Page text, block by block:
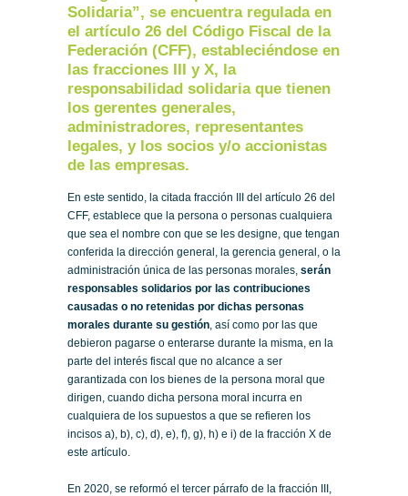
Solidaria”, se encuentra regulada en
el artículo 26 del Código Fiscal de la
Federación (CFF), estableciéndose en
las fracciones III y X, la
responsabilidad solidaria que tienen
los gerentes generales,
administradores, representantes
legales, y los socios y/o accionistas
de las empresas.
En este sentido, la citada fracción III del artículo 26 del
CFF, establece que la persona o personas cualquiera
que sea el nombre con que se les designe, que tengan
conferida la dirección general, la gerencia general, o la
administración única de las personas morales, serán
responsables solidarios por las contribuciones
causadas o no retenidas por dichas personas
morales durante su gestión , así como por las que
debieron pagarse o enterarse durante la misma, en la
parte del interés fiscal que no alcance a ser
garantizada con los bienes de la persona moral que
dirigen, cuando dicha persona moral incurra en
cualquiera de los supuestos a que se refieren los
incisos a), b), c), d), e), f), g), h) e i) de la fracción X de
este artículo.
En 2020, se reformó el tercer párrafo de la fracción III,